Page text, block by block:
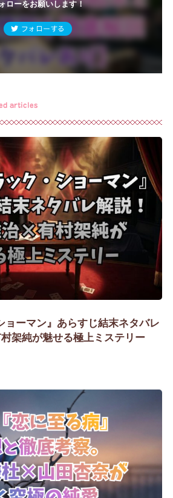
ローをお願いします！
フォローする
articles
ョーマン』あらすじ結末ネタバレ
架純が魅せる極上ミステリー